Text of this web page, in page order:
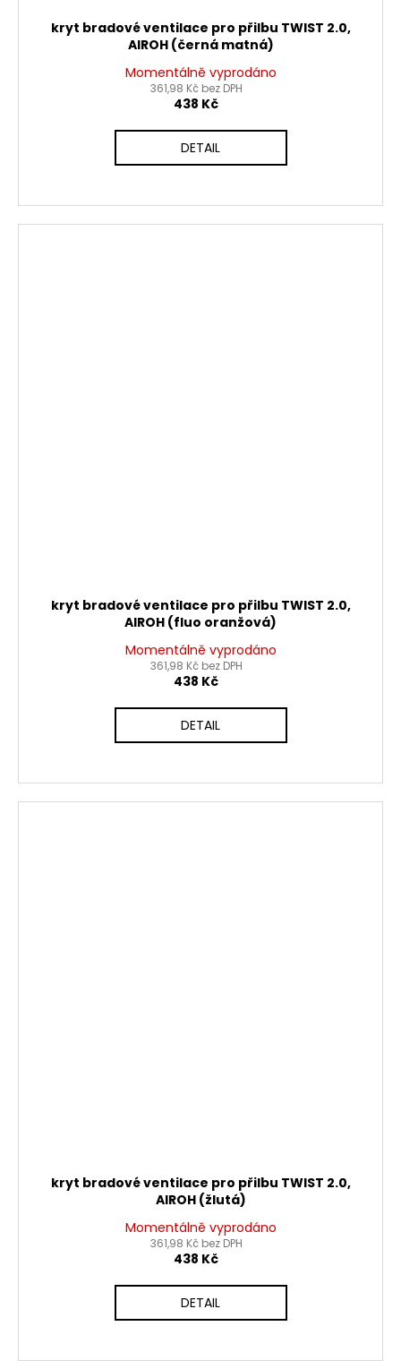
kryt bradové ventilace pro přilbu TWIST 2.0,
AIROH (černá matná)
Momentálně vyprodáno
361,98 Kč bez DPH
438 Kč
DETAIL
kryt bradové ventilace pro přilbu TWIST 2.0,
AIROH (fluo oranžová)
Momentálně vyprodáno
361,98 Kč bez DPH
438 Kč
DETAIL
kryt bradové ventilace pro přilbu TWIST 2.0,
AIROH (žlutá)
Momentálně vyprodáno
361,98 Kč bez DPH
438 Kč
DETAIL